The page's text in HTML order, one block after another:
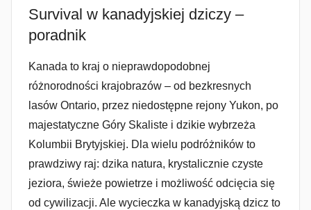
Survival w kanadyjskiej dziczy –
poradnik
Kanada to kraj o nieprawdopodobnej
różnorodności krajobrazów – od bezkresnych
lasów Ontario, przez niedostępne rejony Yukon, po
majestatyczne Góry Skaliste i dzikie wybrzeża
Kolumbii Brytyjskiej. Dla wielu podróżników to
prawdziwy raj: dzika natura, krystalicznie czyste
jeziora, świeże powietrze i możliwość odcięcia się
od cywilizacji. Ale wycieczka w kanadyjską dzicz to